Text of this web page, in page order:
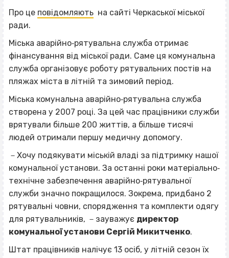
Про це повідомляють на сайті Черкаської міської
ради.
Міська аварійно‐рятувальна служба отримає
фінансування від міської ради. Саме ця комунальна
служба організовує роботу рятувальних постів на
пляжах міста в літній та зимовий період.
Міська комунальна аварійно‐рятувальна служба
створена у 2007 році. За цей час працівники служби
врятували більше 200 життів, а більше тисячі
людей отримали першу медичну допомогу.
－ Хочу подякувати міській владі за підтримку нашої
комунальної установи. За останні роки матеріально‐
технічне забезпечення аварійно‐рятувальної
служби значно покращилося. Зокрема, придбано 2
рятувальні човни, спорядження та комплекти одягу
для рятувальників, － зауважує директор
комунальної установи Сергій Микитченко.
Штат працівників налічує 13 осіб, у літній сезон їх